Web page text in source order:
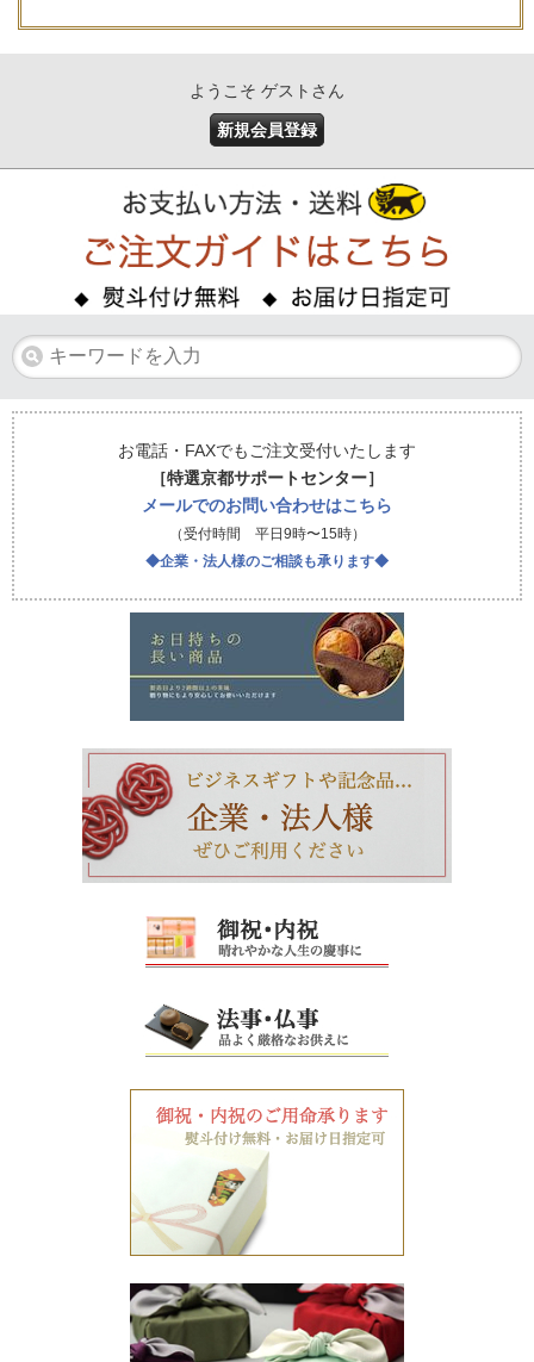
ようこそ ゲストさん
新規会員登録
お電話・FAXでもご注文受付いたします
［特選京都サポートセンター］
メールでのお問い合わせはこちら
（受付時間 平日9時〜15時）
◆企業・法人様のご相談も承ります◆